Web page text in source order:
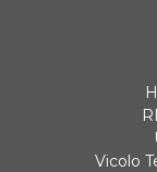
Vicolo